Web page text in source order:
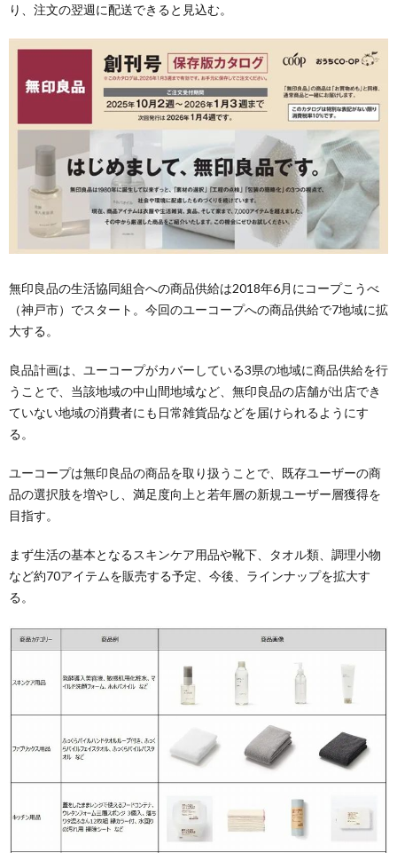
り、注文の翌週に配送できると見込む。
無印良品の生活協同組合への商品供給は2018年6月にコープこうべ
（神戸市）でスタート。今回のユーコープへの商品供給で7地域に拡
大する。
良品計画は、ユーコープがカバーしている3県の地域に商品供給を行
うことで、当該地域の中山間地域など、無印良品の店舗が出店でき
ていない地域の消費者にも日常雑貨品などを届けられるようにす
る。
ユーコープは無印良品の商品を取り扱うことで、既存ユーザーの商
品の選択肢を増やし、満足度向上と若年層の新規ユーザー層獲得を
目指す。
まず生活の基本となるスキンケア用品や靴下、タオル類、調理小物
など約70アイテムを販売する予定、今後、ラインナップを拡大す
る。